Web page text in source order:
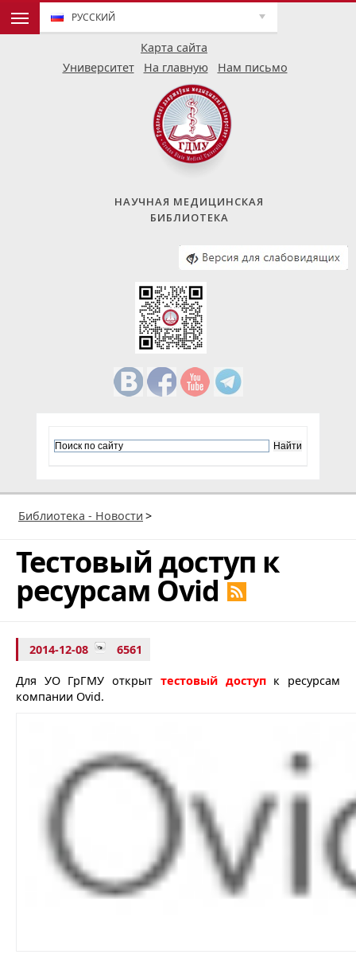
Карта сайта
РУССКИЙ
Университет На главную Нам письмо
НАУЧНАЯ МЕДИЦИНСКАЯ
БИБЛИОТЕКА
Библиотека - Новости >
Тестовый доступ к
ресурсам Ovid
2014-12-08 6561
Для УО ГрГМУ открыт тестовый доступк ресурсам
компании Ovid.